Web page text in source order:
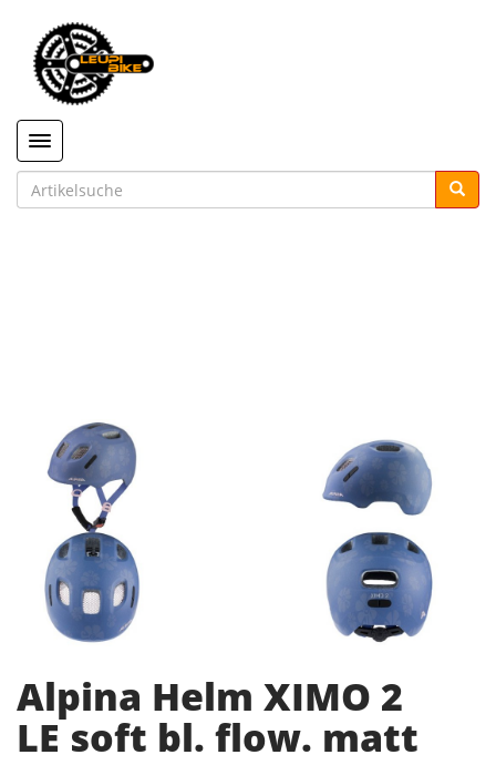
Toggle navigation
Alpina Helm XIMO 2
LE soft bl. flow. matt